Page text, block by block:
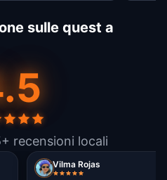
sulle quest a
recensioni locali
Vilma Rojas